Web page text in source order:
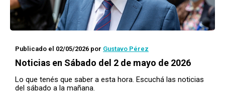
Publicado el 02/05/2026 por Gustavo Pérez
Noticias en Sábado del 2 de mayo de 2026
Lo que tenés que saber a esta hora. Escuchá las noticias
del sábado a la mañana.